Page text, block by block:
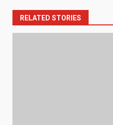
RELATED STORIES